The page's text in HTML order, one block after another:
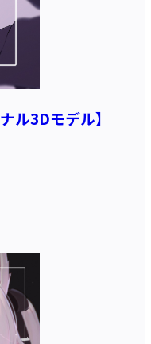
ル3Dモデル】